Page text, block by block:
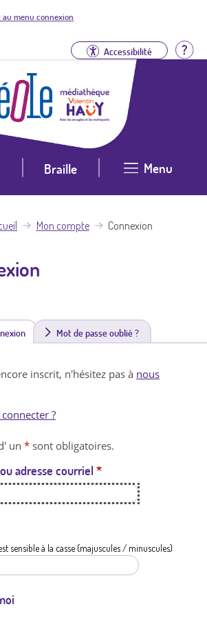
au menu connexion
Accessibilité
Braille Menu
Mon compte Connexion
(
n
t
a
t
i
Mot de passe oublié ?
inscrit, n'hésitez pas à nous
?
un * sont obligatoires.
adresse courriel *
sensible à la casse (majuscules / minuscules)